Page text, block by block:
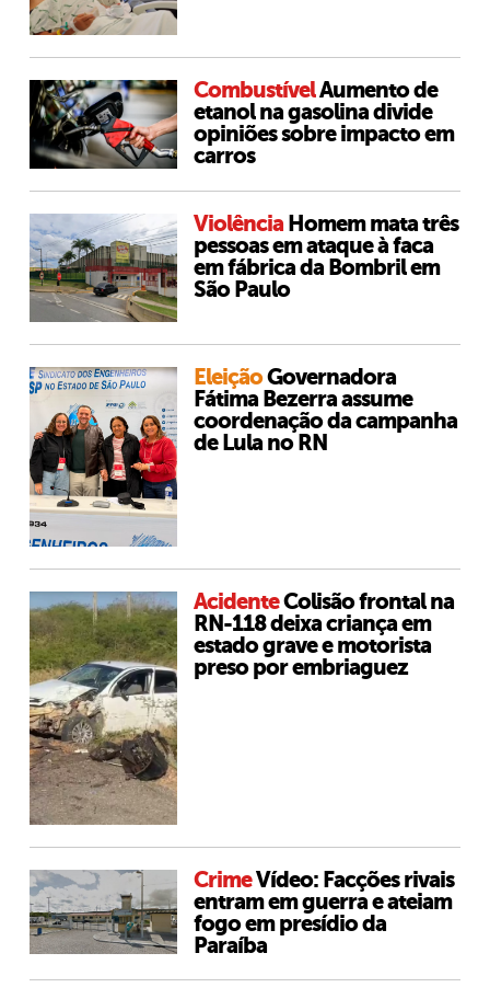
CombustívelAumento de
etanol na gasolina divide
opiniões sobre impacto em
carros
Violência Homem mata três
pessoas em ataque à faca
em fábrica da Bombril em
São Paulo
EleiçãoGovernadora
Fátima Bezerra assume
coordenação da campanha
de Lula no RN
AcidenteColisão frontal na
RN-118 deixa criança em
estado grave e motorista
preso por embriaguez
CrimeVídeo: Facções rivais
entram em guerra e ateiam
fogo em presídio da
Paraíba